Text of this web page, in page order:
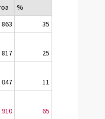
%
35
817
25
047
11
910
65